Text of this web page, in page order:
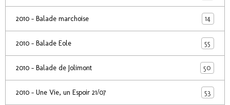
2010 - Balade marchoise 14
2010 - Balade Eole 55
2010 - Balade de Jolimont 50
2010 - Une Vie, un Espoir 21/07 53